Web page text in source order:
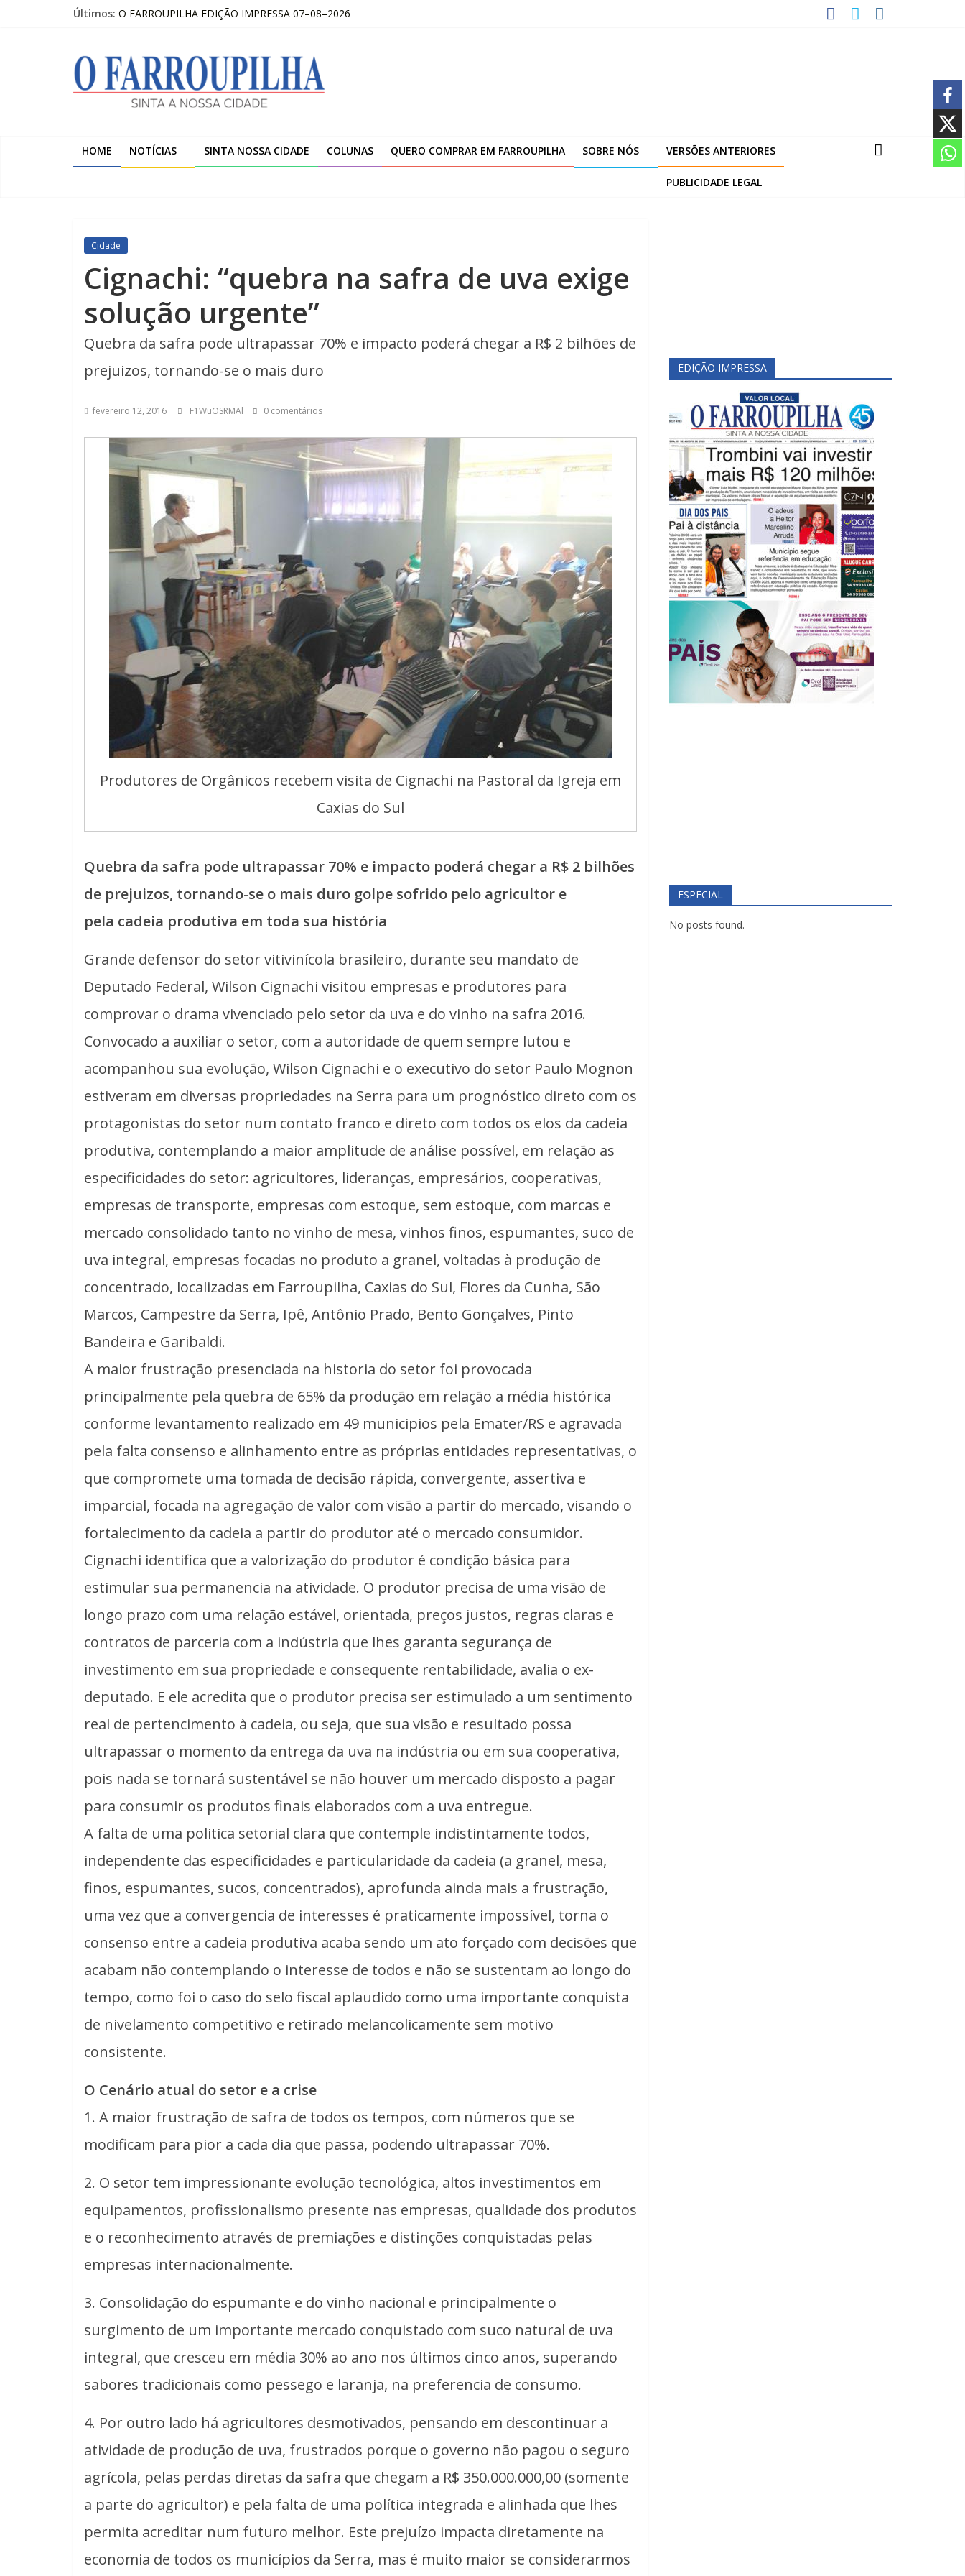
Últimos: O FARROUPILHA EDIÇÃO IMPRESSA 07–08–2026
Pai à distância: “O importante é que ela esteja feliz”
Publicações Legais 07-08-2026 – LOJAS COLOMBO – edital Convocação
O
Farroupilha
Nossa
HOME NOTÍCIAS SINTA NOSSA CIDADE COLUNAS QUERO COMPRAR EM FARROUPILHA SOBRE NÓS VERSÕES ANTERIORES
PUBLICIDADE LEGAL
Cidade
Cignachi: “quebra na safra de uva exige
solução urgente”
Quebra da safra pode ultrapassar 70% e impacto poderá chegar a R$ 2 bilhões de
prejuizos, tornando-se o mais duro
fevereiro 12, 2016 F1WuOSRMAl 0 comentários
Produtores de Orgânicos recebem visita de Cignachi na Pastoral da Igreja em
Caxias do Sul
Quebra da safra pode ultrapassar 70% e impacto poderá chegar a R$ 2 bilhões
de prejuizos, tornando-se o mais duro golpe sofrido pelo agricultor e
pela cadeia produtiva em toda sua história
Grande defensor do setor vitivinícola brasileiro, durante seu mandato de
Deputado Federal, Wilson Cignachi visitou empresas e produtores para
comprovar o drama vivenciado pelo setor da uva e do vinho na safra 2016.
Convocado a auxiliar o setor, com a autoridade de quem sempre lutou e
acompanhou sua evolução, Wilson Cignachi e o executivo do setor Paulo Mognon
estiveram em diversas propriedades na Serra para um prognóstico direto com os
protagonistas do setor num contato franco e direto com todos os elos da cadeia
produtiva, contemplando a maior amplitude de análise possível, em relação as
especificidades do setor: agricultores, lideranças, empresários, cooperativas,
empresas de transporte, empresas com estoque, sem estoque, com marcas e
mercado consolidado tanto no vinho de mesa, vinhos finos, espumantes, suco de
uva integral, empresas focadas no produto a granel, voltadas à produção de
concentrado, localizadas em Farroupilha, Caxias do Sul, Flores da Cunha, São
Marcos, Campestre da Serra, Ipê, Antônio Prado, Bento Gonçalves, Pinto
Bandeira e Garibaldi.
A maior frustração presenciada na historia do setor foi provocada
principalmente pela quebra de 65% da produção em relação a média histórica
conforme levantamento realizado em 49 municipios pela Emater/RS e agravada
pela falta consenso e alinhamento entre as próprias entidades representativas, o
que compromete uma tomada de decisão rápida, convergente, assertiva e
imparcial, focada na agregação de valor com visão a partir do mercado, visando o
fortalecimento da cadeia a partir do produtor até o mercado consumidor.
Cignachi identifica que a valorização do produtor é condição básica para
estimular sua permanencia na atividade. O produtor precisa de uma visão de
longo prazo com uma relação estável, orientada, preços justos, regras claras e
contratos de parceria com a indústria que lhes garanta segurança de
investimento em sua propriedade e consequente rentabilidade, avalia o ex-
deputado. E ele acredita que o produtor precisa ser estimulado a um sentimento
real de pertencimento à cadeia, ou seja, que sua visão e resultado possa
ultrapassar o momento da entrega da uva na indústria ou em sua cooperativa,
pois nada se tornará sustentável se não houver um mercado disposto a pagar
para consumir os produtos finais elaborados com a uva entregue.
A falta de uma politica setorial clara que contemple indistintamente todos,
independente das especificidades e particularidade da cadeia (a granel, mesa,
finos, espumantes, sucos, concentrados), aprofunda ainda mais a frustração,
uma vez que a convergencia de interesses é praticamente impossível, torna o
consenso entre a cadeia produtiva acaba sendo um ato forçado com decisões que
acabam não contemplando o interesse de todos e não se sustentam ao longo do
tempo, como foi o caso do selo fiscal aplaudido como uma importante conquista
de nivelamento competitivo e retirado melancolicamente sem motivo
consistente.
O Cenário atual do setor e a crise
1. A maior frustração de safra de todos os tempos, com números que se
modificam para pior a cada dia que passa, podendo ultrapassar 70%.
2. O setor tem impressionante evolução tecnológica, altos investimentos em
equipamentos, profissionalismo presente nas empresas, qualidade dos produtos
e o reconhecimento através de premiações e distinções conquistadas pelas
empresas internacionalmente.
3. Consolidação do espumante e do vinho nacional e principalmente o
surgimento de um importante mercado conquistado com suco natural de uva
integral, que cresceu em média 30% ao ano nos últimos cinco anos, superando
sabores tradicionais como pessego e laranja, na preferencia de consumo.
4. Por outro lado há agricultores desmotivados, pensando em descontinuar a
atividade de produção de uva, frustrados porque o governo não pagou o seguro
agrícola, pelas perdas diretas da safra que chegam a R$ 350.000.000,00 (somente
a parte do agricultor) e pela falta de uma política integrada e alinhada que lhes
permita acreditar num futuro melhor. Este prejuízo impacta diretamente na
economia de todos os municípios da Serra, mas é muito maior se considerarmos
EDIÇÃO IMPRESSA
ESPECIAL
No posts found.